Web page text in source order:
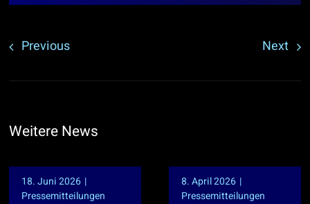
Previous Next
Weitere News
18. Juni 2026 |
Pressemitteilungen
8. April 2026 |
Pressemitteilungen